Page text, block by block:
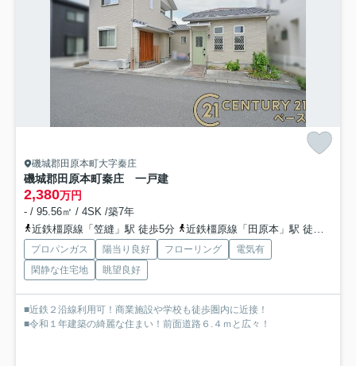
磯城郡田原本町大字秦庄
磯城郡田原本町秦庄 一戸建
2,380万円
- / 95.56㎡ / 4SK /築7年
近鉄橿原線「笠縫」駅 徒歩5分
近鉄橿原線「田原本」駅 徒歩13分
プロパンガス 陽当り良好 フローリング
電気有
閑静な住宅地
眺望良好
■近鉄２沿線利用可！商業施設や学校も徒歩圏内に近接！
■令和１年建築の綺麗な住まい！前面道路６.４ｍと広々！